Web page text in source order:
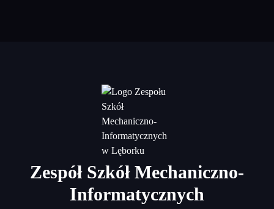
Zespół Szkół Mechaniczno-
Informatycznych